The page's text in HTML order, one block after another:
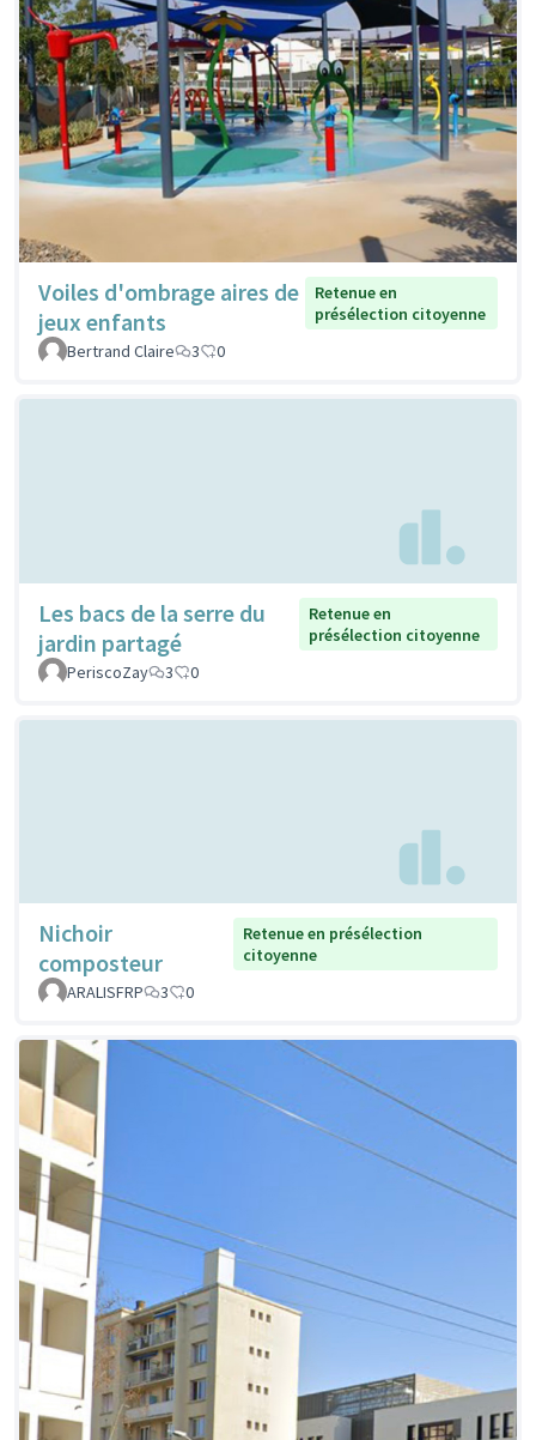
Voiles d'ombrage aires de
jeux enfants
Retenue en
présélection citoyenne
Bertrand Claire
3 0
Les bacs de la serre du
jardin partagé
Retenue en
présélection citoyenne
PeriscoZay
3 0
Nichoir
composteur
Retenue en présélection
citoyenne
ARALISFRP
3 0